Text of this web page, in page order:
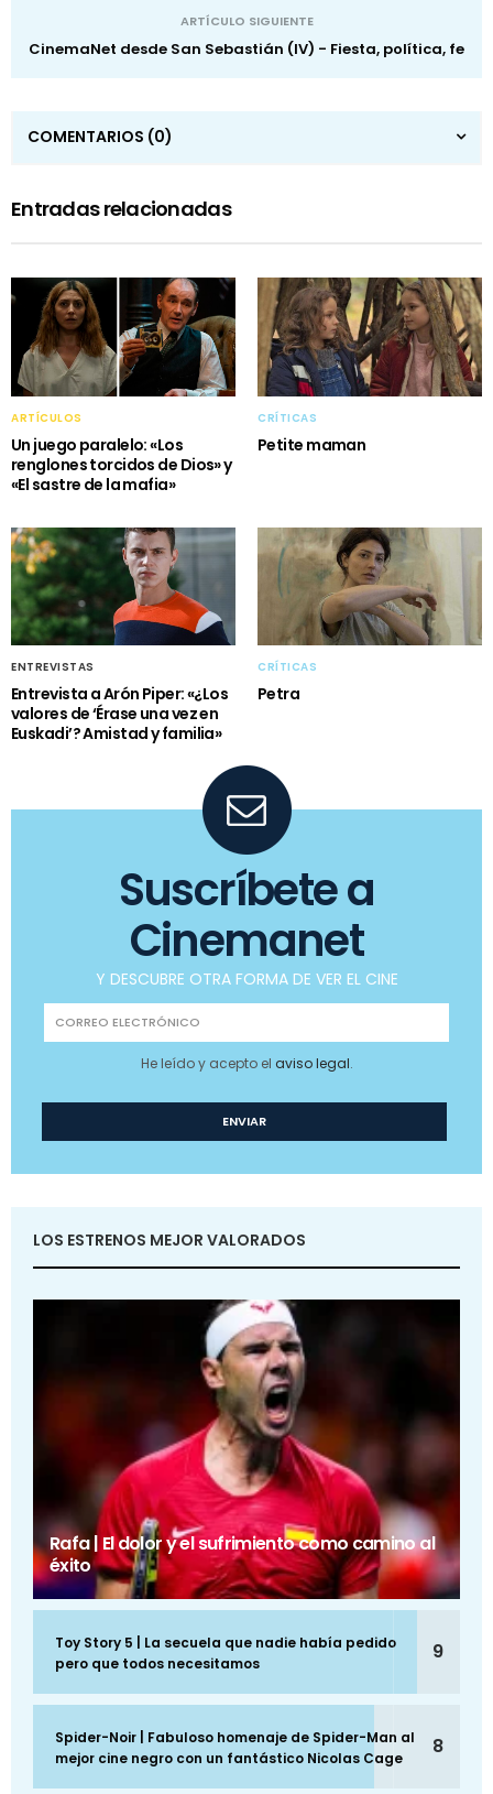
ARTÍCULO SIGUIENTE
CinemaNet desde San Sebastián (IV) - Fiesta, política, fe
COMENTARIOS (0)
Entradas relacionadas
ARTÍCULOS
Un juego paralelo: «Los
renglones torcidos de Dios» y
«El sastre de la mafia»
CRÍTICAS
Petite maman
ENTREVISTAS
Entrevista a Arón Piper: «¿Los
valores de ‘Érase una vez en
Euskadi’? Amistad y familia»
CRÍTICAS
Petra
Suscríbete a
Cinemanet
Y DESCUBRE OTRA FORMA DE VER EL CINE
He leído y acepto el aviso legal.
LOS ESTRENOS MEJOR VALORADOS
Rafa | El dolor y el sufrimiento como camino al
éxito
Toy Story 5 | La secuela que nadie había pedido
pero que todos necesitamos
9
Spider-Noir | Fabuloso homenaje de Spider-Man al
mejor cine negro con un fantástico Nicolas Cage
8